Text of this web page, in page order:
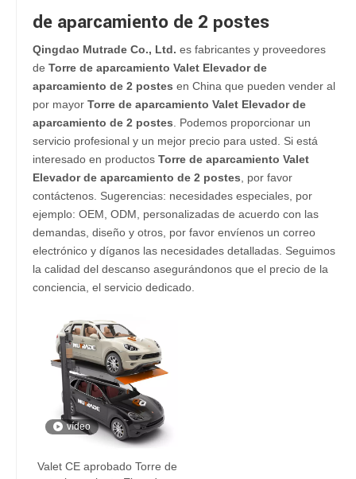
de aparcamiento de 2 postes
Qingdao Mutrade Co., Ltd. es fabricantes y proveedores
de Torre de aparcamiento Valet Elevador de
aparcamiento de 2 postes en China que pueden vender al
por mayor Torre de aparcamiento Valet Elevador de
aparcamiento de 2 postes . Podemos proporcionar un
servicio profesional y un mejor precio para usted. Si está
interesado en productos Torre de aparcamiento Valet
Elevador de aparcamiento de 2 postes , por favor
contáctenos. Sugerencias: necesidades especiales, por
ejemplo: OEM, ODM, personalizadas de acuerdo con las
demandas, diseño y otros, por favor envíenos un correo
electrónico y díganos las necesidades detalladas. Seguimos
la calidad del descanso asegurándonos que el precio de la
conciencia, el servicio dedicado.
vídeo
Valet CE aprobado Torre de